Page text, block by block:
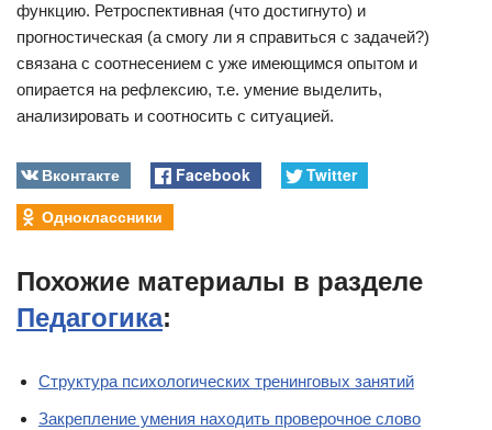
функцию. Ретроспективная (что достигнуто) и
прогностическая (а смогу ли я справиться с задачей?)
связана с соотнесением с уже имеющимся опытом и
опирается на рефлексию, т.е. умение выделить,
анализировать и соотносить с ситуацией.
Вконтакте Facebook
Twitter
Одноклассники
Похожие материалы в разделе
Педагогика:
Структура психологических тренинговых занятий
Закрепление умения находить проверочное слово